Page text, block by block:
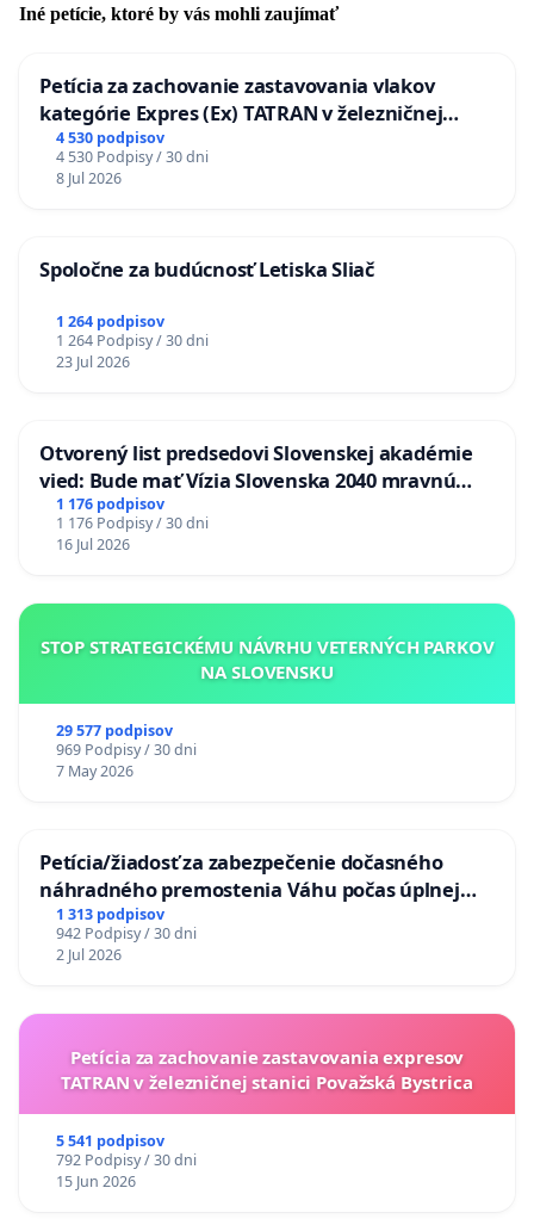
Iné petície, ktoré by vás mohli zaujímať
Petícia za zachovanie zastavovania vlakov
kategórie Expres (Ex) TATRAN v železničnej
stanici Púchov
4 530 podpisov
4 530 Podpisy / 30 dni
8 Jul 2026
Spoločne za budúcnosť Letiska Sliač
1 264 podpisov
1 264 Podpisy / 30 dni
23 Jul 2026
Otvorený list predsedovi Slovenskej akadémie
vied: Bude mať Vízia Slovenska 2040 mravnú
chrbticu?
1 176 podpisov
1 176 Podpisy / 30 dni
16 Jul 2026
STOP STRATEGICKÉMU NÁVRHU VETERNÝCH PARKOV
NA SLOVENSKU
29 577 podpisov
969 Podpisy / 30 dni
7 May 2026
Petícia/žiadosť za zabezpečenie dočasného
náhradného premostenia Váhu počas úplnej
uzávery Vážskeho mosta v Komárne
1 313 podpisov
942 Podpisy / 30 dni
2 Jul 2026
Petícia za zachovanie zastavovania expresov
TATRAN v železničnej stanici Považská Bystrica
5 541 podpisov
792 Podpisy / 30 dni
15 Jun 2026